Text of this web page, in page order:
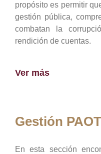
propósito es permitir
gestión pública,
combatan la
rendición de cuentas.
Ver más
Gestión PAOT
En esta sección